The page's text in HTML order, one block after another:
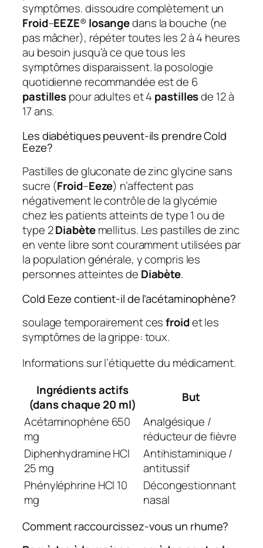
symptômes. dissoudre complètement un
Froid–EEZE® losangedans la bouche (ne
pas mâcher), répéter toutes les 2 à 4 heures
au besoin jusqu’à ce que tous les
symptômes disparaissent. la posologie
quotidienne recommandée est de 6
pastillespour adultes et 4 pastillesde 12 à
17 ans.
Les diabétiques peuvent-ils prendre Cold
Eeze?
Pastilles de gluconate de zinc glycine sans
sucre (Froid–Eeze) n’affectent pas
négativement le contrôle de la glycémie
chez les patients atteints de type 1 ou de
type 2Diabètemellitus. Les pastilles de zinc
en vente libre sont couramment utilisées par
la population générale, y compris les
personnes atteintes de Diabète.
Cold Eeze contient-il de l’acétaminophène?
soulage temporairement cesfroidet les
symptômes de la grippe: toux.
Informations sur l’étiquette du médicament.
Ingrédients actifs
(dans chaque 20 ml)
But
Acétaminophène 650
mg
Analgésique /
réducteur de fièvre
Diphenhydramine HCl
25 mg
Antihistaminique /
antitussif
Phényléphrine HCl 10
mg
Décongestionnant
nasal
Comment raccourcissez-vous un rhume?